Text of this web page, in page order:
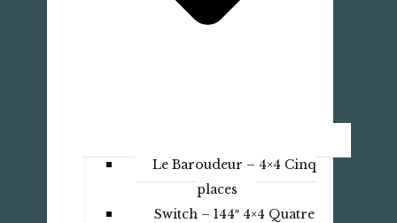
Le Baroudeur – 4×4 Cinq
places
Switch – 144″ 4×4 Quatre